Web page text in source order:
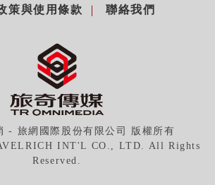
策與使用條款
聯絡我們
- 旅網國際股份有限公司 版權所有
INT'L CO., LTD. All Rights
Reserved.